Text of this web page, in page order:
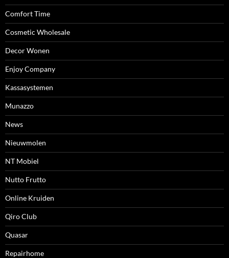
Comfort Time
Cosmetic Wholesale
Decor Wonen
Enjoy Company
Kassasystemen
Munazzo
News
Nieuwmolen
NT Mobiel
Nutto Frutto
Online Kruiden
Qiro Club
Quasar
Repairhome